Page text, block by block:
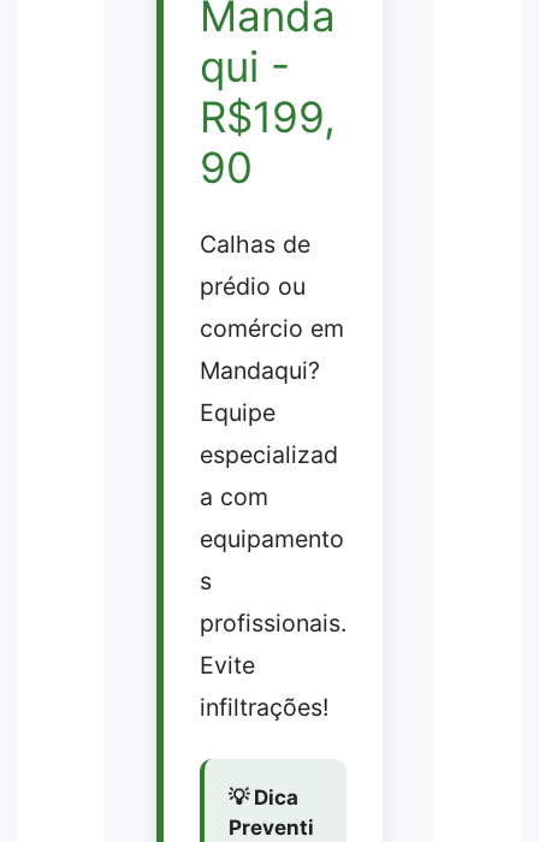
Manda
qui -
R$199,
90
Calhas de
prédio ou
comércio em
Mandaqui?
Equipe
especializad
a com
equipamento
s
profissionais.
Evite
infiltrações!
💡 Dica
Preventi